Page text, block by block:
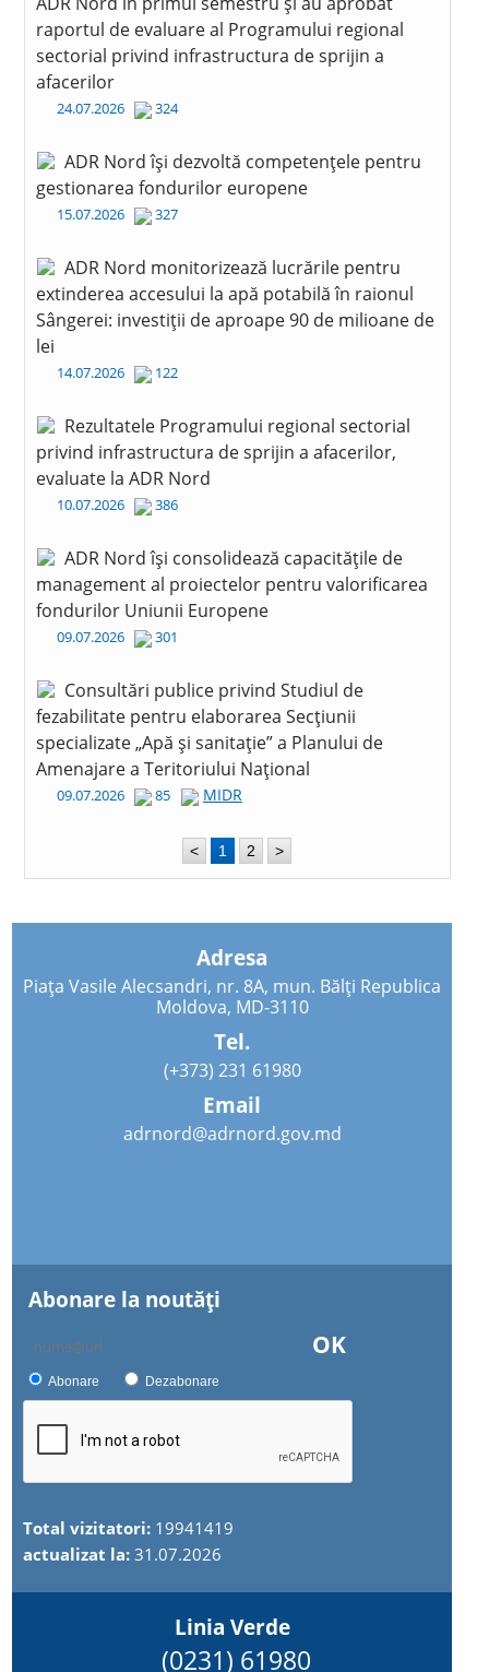
raportul de evaluare al Programului regional
sectorial privind infrastructura de sprijin a
afacerilor
24.07.2026 324
ADR Nord își dezvoltă competențele pentru
gestionarea fondurilor europene
15.07.2026 327
ADR Nord monitorizează lucrările pentru
extinderea accesului la apă potabilă în raionul
Sângerei: investiții de aproape 90 de milioane de
lei
14.07.2026 122
Rezultatele Programului regional sectorial
privind infrastructura de sprijin a afacerilor,
evaluate la ADR Nord
10.07.2026 386
ADR Nord își consolidează capacitățile de
management al proiectelor pentru valorificarea
fondurilor Uniunii Europene
09.07.2026 301
Consultări publice privind Studiul de
fezabilitate pentru elaborarea Secțiunii
specializate „Apă și sanitație” a Planului de
Amenajare a Teritoriului Național
09.07.2026 85 MIDR
< 1 2 >
Adresa
Piața Vasile Alecsandri, nr. 8A, mun. Bălți Republica
Moldova, MD-3110
Tel.
(+373) 231 61980
Email
adrnord@adrnord.gov.md
Abonare la noutăţi
OK
Abonare Dezabonare
Total vizitatori: 19941419
actualizat la:31.07.2026
Linia Verde
(0231) 61980